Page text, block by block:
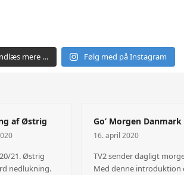
mere … Følg med på Instagram
af Østrig
21. Østrig
nedlukning.
Go’ Morgen Danmark
16. april 2020
TV2 sender dagligt
Med denne introduktion